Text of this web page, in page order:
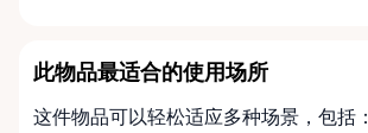
此物品最适合的使用场所
这件物品可以轻松适应多种场景，包括：